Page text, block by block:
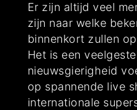
Er zijn altijd veel
zijn naar welke
binnenkort zullen
Het is een
nieuwsgierigheid
op spannende live
internationale